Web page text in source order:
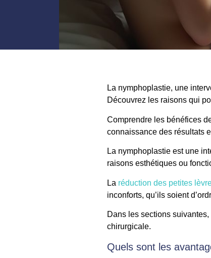
La nymphoplastie, une
Découvrez les raisons qui
Comprendre les bénéfices
connaissance des résultats
La nymphoplastie est une
raisons esthétiques ou
La réduction des petites
inconforts, qu’ils soient
Dans les sections
chirurgicale.
Quels sont les